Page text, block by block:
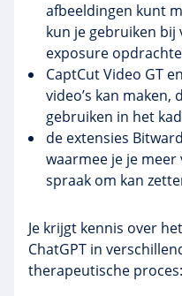
afbeeldingen kunt
kun je gebruiken bij
exposure
CaptCut Video GT
video’s kan
gebruiken in het
de extensies
waarmee je je
spraak om kan
Je krijgt kennis over
ChatGPT in
therapeutische proces: